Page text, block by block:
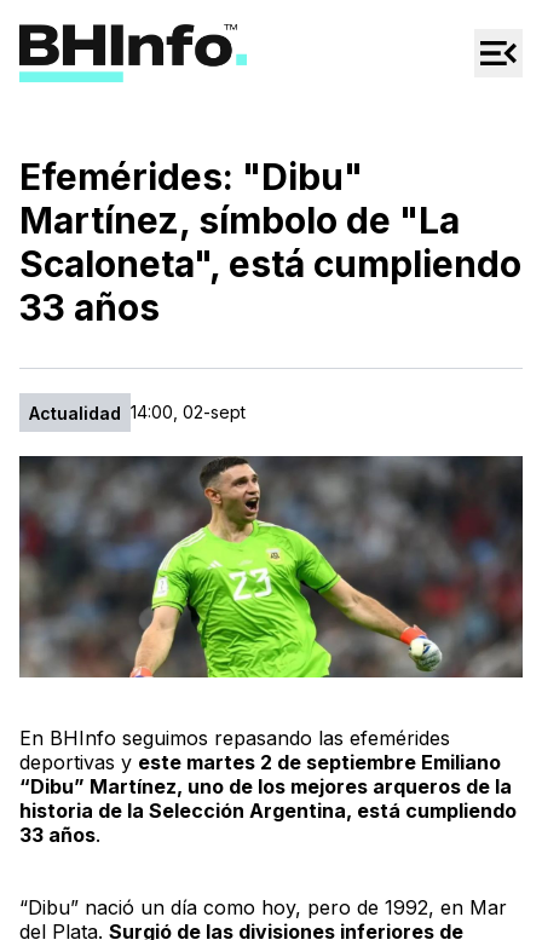
Regionales
Espectáculos
Tecno
Efemérides: "Dibu"
Martínez, símbolo de "La
Scaloneta", está cumpliendo
33 años
Actualidad 14:00, 02-sept
En BHInfo seguimos repasando las efemérides
deportivas y este martes 2 de septiembre Emiliano
“Dibu” Martínez, uno de los mejores arqueros de la
historia de la Selección Argentina, está cumpliendo
33 años.
“Dibu” nació un día como hoy, pero de 1992, en Mar
del Plata. Surgió de las divisiones inferiores de